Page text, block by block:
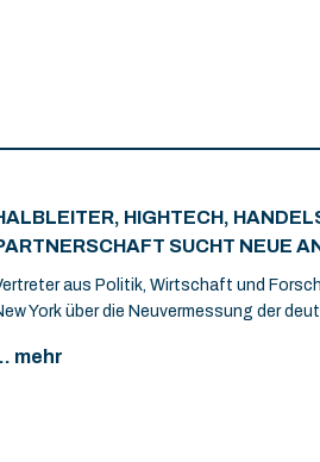
HIGHTECH,
SUCHT NEUE
aus Politik, Wirtschaft und
York über die Neuvermessung der
mehr